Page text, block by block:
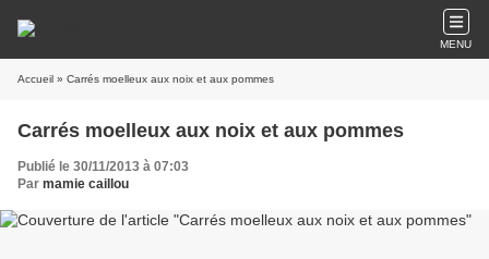
MENU
Accueil » Carrés moelleux aux noix et aux pommes
Carrés moelleux aux noix et aux pommes
Publié le 30/11/2013 à 07:03
Par mamie caillou